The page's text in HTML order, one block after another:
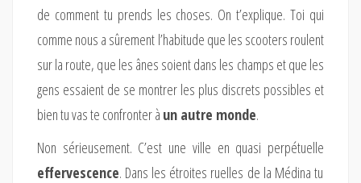
de comment tu prends les choses. On t’explique. Toi qui
comme nous a sûrement l’habitude que les scooters roulent
sur la route, que les ânes soient dans les champs et que les
gens essaient de se montrer les plus discrets possibles et
bien tu vas te confronter à un autre monde.
Non sérieusement. C’est une ville en quasi perpétuelle
effervescence. Dans les étroites ruelles de la Médina tu